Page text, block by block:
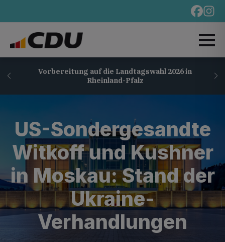
Vorbereitung auf die Landtagswahl 2026 in
Rheinland-Pfalz
US-Sondergesandte
Witkoff und Kushner
in Moskau: Stand der
Ukraine-
Verhandlungen